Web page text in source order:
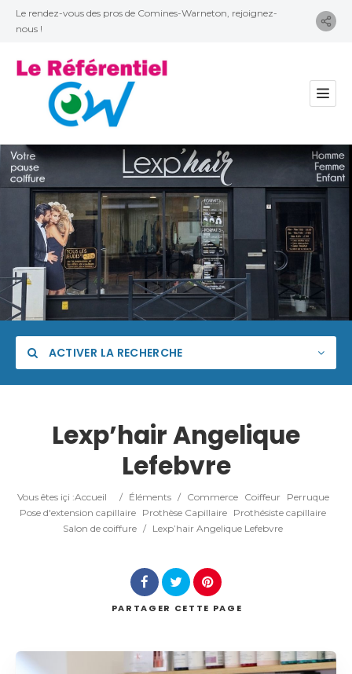
Le rendez-vous des pros de Comines-Warneton, rejoignez-
nous !
ACTIVER LA RECHERCHE
Lieu
Lexp’hair Angelique
Lefebvre
Vous êtes içi :Accueil / Éléments / Commerce Coiffeur
Perruque
Pose d'extension capillaire Prothèse Capillaire Prothésiste capillaire
Salon de coiffure / Lexp’hair Angelique Lefebvre
PARTAGER CETTE PAGE